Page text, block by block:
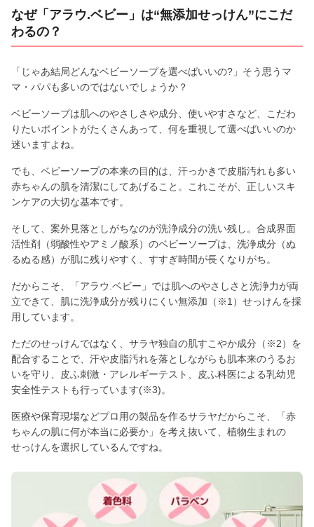
なぜ「アラウ.ベビー」は“無添加せっけん”にこだ
わるの？
「じゃあ結局どんなベビーソープを選べばいいの?」そう思うマ
マ・パパも多いのではないでしょうか？
ベビーソープは肌へのやさしさや成分、使いやすさなど、こだわ
りたいポイントがたくさんあって、何を重視して選べばいいのか
迷いますよね。
でも、ベビーソープの本来の目的は、汗っかきで皮脂汚れも多い
赤ちゃんの肌を清潔にしてあげること。これこそが、正しいスキ
ンケアの大切な基本です。
そして、案外見落としがちなのが洗浄成分の洗い残し。合成界面
活性剤（弱酸性やアミノ酸系）のベビーソープは、洗浄成分（ぬ
るぬる感）が肌に残りやすく、すすぎ時間が長くなりがち。
だからこそ、「アラウ.ベビー」では肌へのやさしさと洗浄力が両
立できて、肌に洗浄成分が残りにくい無添加（※1）せっけんを採
用しています。
ただのせっけんではなく、サラヤ独自の肌すこやか成分（※2）を
配合することで、汗や皮脂汚れを落としながらも肌本来のうるお
いを守り、皮ふ刺激・アレルギーテスト、皮ふ科医による乳幼児
安全性テストも行っています(※3)。
医療や保育現場などプロ用の製品を作るサラヤだからこそ、「赤
ちゃんの肌に何が本当に必要か」を考え抜いて、植物生まれの
せっけんを選択しているんですね。